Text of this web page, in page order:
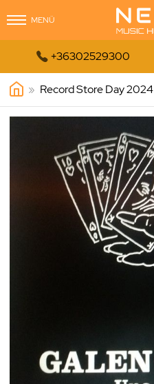
MENÜ
 +36302529300
» Record Store Day 2024